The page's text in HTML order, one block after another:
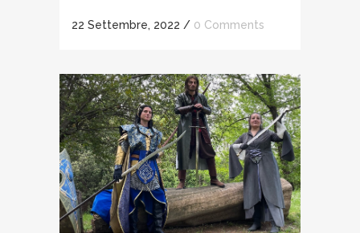
22 Settembre, 2022 / 0 Comments